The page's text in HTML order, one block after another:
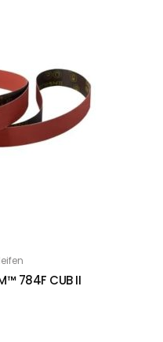
784F CUB II